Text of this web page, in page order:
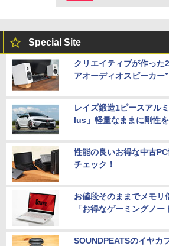
Special Site
クリエイティブが作った
アオーディオスピーカー”
レイズ鍛造1ピースアル
lus」軽量なままに剛性
性能の良いお得な中古
チェック！
お値段そのままでメモリ
「お得なゲーミングノー
SOUNDPEATSのイヤカ